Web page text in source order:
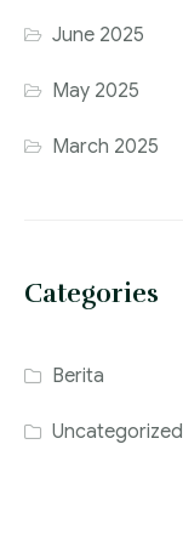
June 2025
May 2025
March 2025
Categories
Berita
Uncategorized